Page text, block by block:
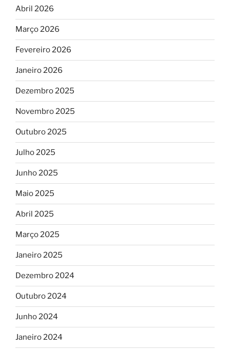
Abril 2026
Março 2026
Fevereiro 2026
Janeiro 2026
Dezembro 2025
Novembro 2025
Outubro 2025
Julho 2025
Junho 2025
Maio 2025
Abril 2025
Março 2025
Janeiro 2025
Dezembro 2024
Outubro 2024
Junho 2024
Janeiro 2024